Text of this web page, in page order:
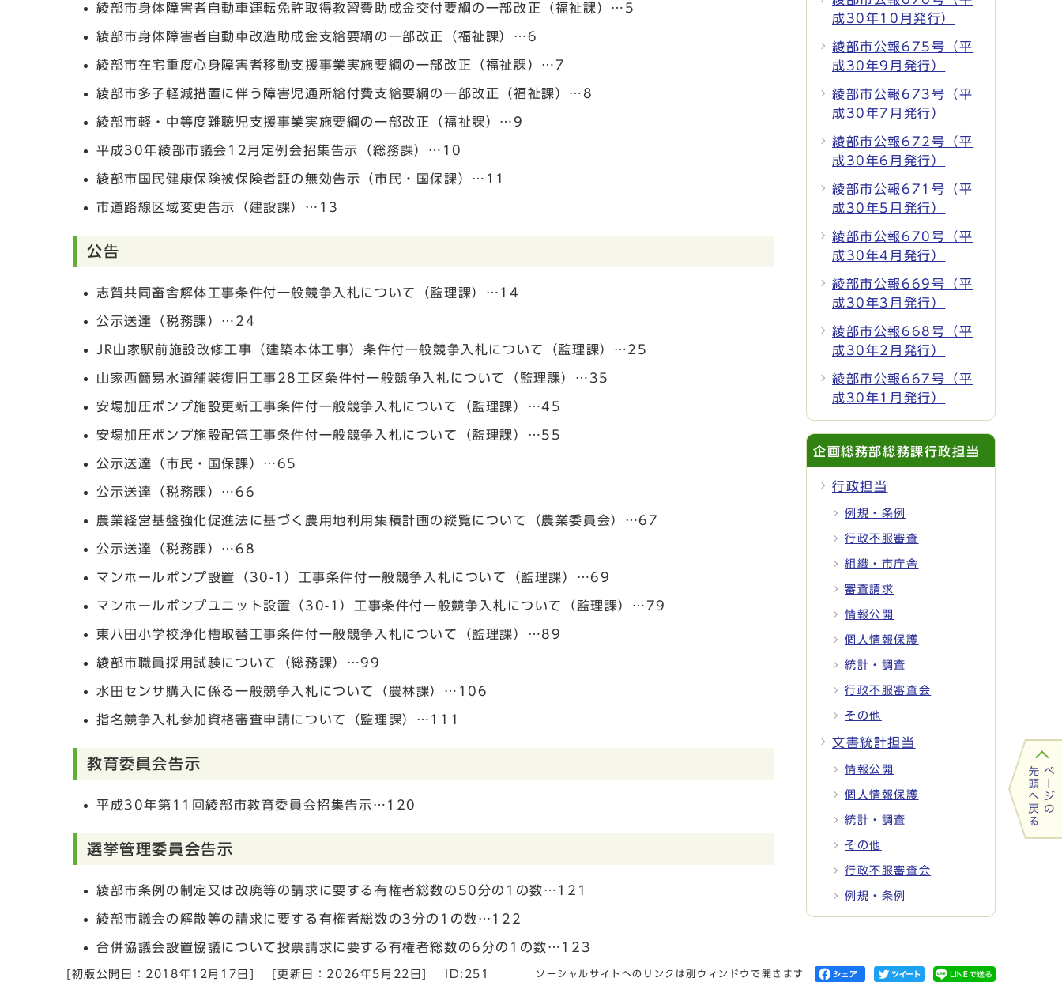
綾部市身体障害者自動車運転免許取得教習費助成金交付要綱の一部改正（福祉課）…5
綾部市身体障害者自動車改造助成金支給要綱の一部改正（福祉課）…6
綾部市在宅重度心身障害者移動支援事業実施要綱の一部改正（福祉課）…7
綾部市多子軽減措置に伴う障害児通所給付費支給要綱の一部改正（福祉課）…8
綾部市軽・中等度難聴児支援事業実施要綱の一部改正（福祉課）…9
平成30年綾部市議会12月定例会招集告示（総務課）…10
綾部市国民健康保険被保険者証の無効告示（市民・国保課）…11
市道路線区域変更告示（建設課）…13
公告
志賀共同畜舎解体工事条件付一般競争入札について（監理課）…14
公示送達（税務課）…24
JR山家駅前施設改修工事（建築本体工事）条件付一般競争入札について（監理課）…25
山家西簡易水道舗装復旧工事28工区条件付一般競争入札について（監理課）…35
安場加圧ポンプ施設更新工事条件付一般競争入札について（監理課）…45
安場加圧ポンプ施設配管工事条件付一般競争入札について（監理課）…55
公示送達（市民・国保課）…65
公示送達（税務課）…66
農業経営基盤強化促進法に基づく農用地利用集積計画の縦覧について（農業委員会）…67
公示送達（税務課）…68
マンホールポンプ設置（30-1）工事条件付一般競争入札について（監理課）…69
マンホールポンプユニット設置（30-1）工事条件付一般競争入札について（監理課）…79
東八田小学校浄化槽取替工事条件付一般競争入札について（監理課）…89
綾部市職員採用試験について（総務課）…99
水田センサ購入に係る一般競争入札について（農林課）…106
指名競争入札参加資格審査申請について（監理課）…111
教育委員会告示
平成30年第11回綾部市教育委員会招集告示…120
選挙管理委員会告示
綾部市条例の制定又は改廃等の請求に要する有権者総数の50分の1の数…121
綾部市議会の解散等の請求に要する有権者総数の3分の1の数…122
合併協議会設置協議について投票請求に要する有権者総数の6分の1の数…123
成30年10月発行）
綾部市公報675号（平
成30年9月発行）
綾部市公報673号（平
成30年7月発行）
綾部市公報672号（平
成30年6月発行）
綾部市公報671号（平
成30年5月発行）
綾部市公報670号（平
成30年4月発行）
綾部市公報669号（平
成30年3月発行）
綾部市公報668号（平
成30年2月発行）
綾部市公報667号（平
成30年1月発行）
企画総務部総務課行政担当
行政担当
例規・条例
行政不服審査
組織・市庁舎
審査請求
情報公開
個人情報保護
統計・調査
行政不服審査会
その他
文書統計担当
情報公開
個人情報保護
統計・調査
その他
行政不服審査会
例規・条例
[初版公開日： 2018年12月17日 [更新日： 2026年5月22日 ID:251 ソーシャルサイトへのリンクは別ウィンドウで開きます